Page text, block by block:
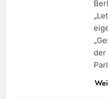
der